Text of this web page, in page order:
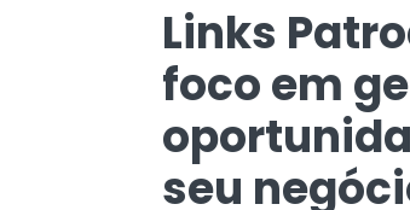
Links
foco em
seu